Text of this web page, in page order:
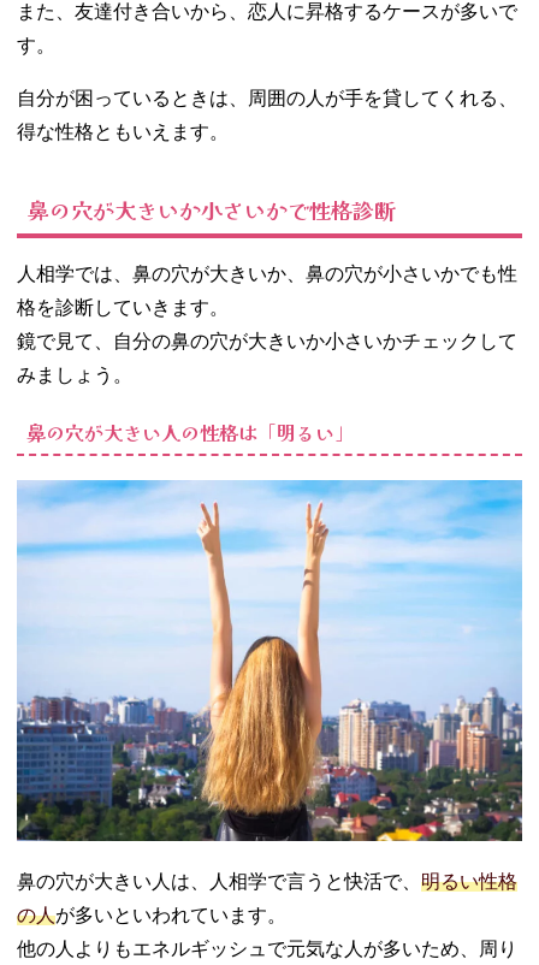
また、友達付き合いから、恋人に昇格するケースが多いで
す。
自分が困っているときは、周囲の人が手を貸してくれる、
得な性格ともいえます。
鼻の穴が大きいか小さいかで性格診断
人相学では、鼻の穴が大きいか、鼻の穴が小さいかでも性
格を診断していきます。
鏡で見て、自分の鼻の穴が大きいか小さいかチェックして
みましょう。
鼻の穴が大きい人の性格は「明るい」
鼻の穴が大きい人は、人相学で言うと快活で、 明るい性格
の人が多いといわれています。
他の人よりもエネルギッシュで元気な人が多いため、周り